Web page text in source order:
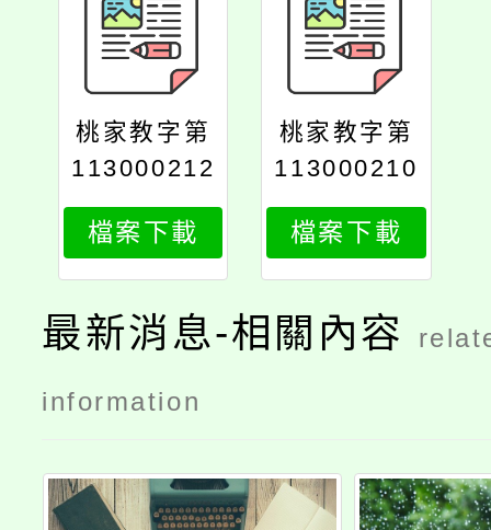
桃家教字第
113000212
5號
檔案下載
桃家教字第
113000210
7號
檔案下載
最新消息-相關內容
information